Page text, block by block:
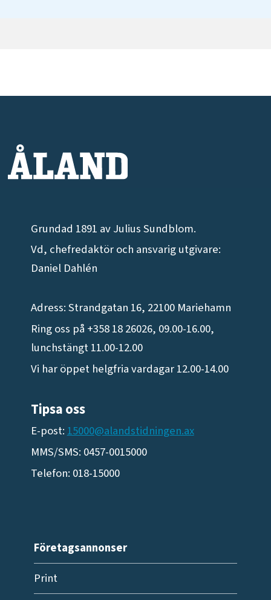
Grundad 1891 av Julius Sundblom.
Vd, chefredaktör och ansvarig utgivare:
Daniel Dahlén
Adress: Strandgatan 16, 22100 Mariehamn
Ring oss på +358 18 26026, 09.00-16.00,
lunchstängt 11.00-12.00
Vi har öppet helgfria vardagar 12.00-14.00
Tipsa oss
E-post: 15000@alandstidningen.ax
MMS/SMS: 0457-0015000
Telefon: 018-15000
Företagsannonser
Print